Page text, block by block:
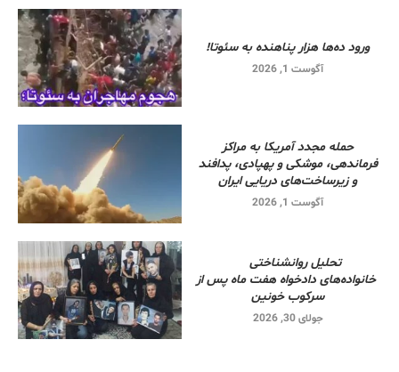
ورود ده‌ها هزار پناهنده به سئوتا!
آگوست 1, 2026
حمله مجدد آمریکا به مراکز
فرماندهی، موشکی و پهپادی، پدافند
و زیرساخت‌های دریایی ایران
آگوست 1, 2026
تحلیل روانشناختی
خانواده‌های دادخواه هفت ماه پس از
سرکوب خونین
جولای 30, 2026